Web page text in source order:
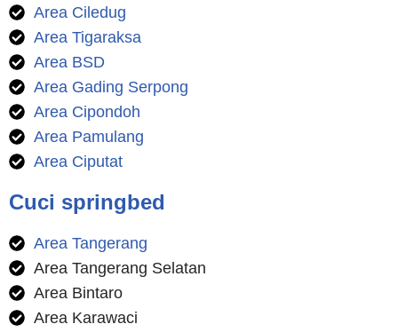
Area Ciledug
Area Tigaraksa
Area BSD
Area Gading Serpong
Area Cipondoh
Area Pamulang
Area Ciputat
Cuci springbed
Area Tangerang
Area Tangerang Selatan
Area Bintaro
Area Karawaci